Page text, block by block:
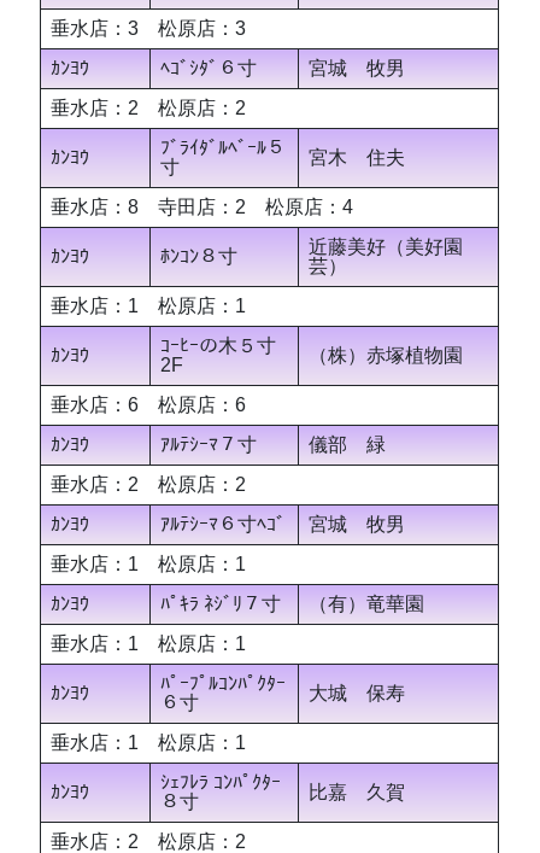
垂水店：3 松原店：3
ｶﾝﾖｳ
ﾍｺﾞｼﾀﾞ６寸
宮城 牧男
垂水店：2 松原店：2
ｶﾝﾖｳ
ﾌﾞﾗｲﾀﾞﾙﾍﾞｰﾙ５
寸
宮木 住夫
垂水店：8 寺田店：2 松原店：4
ｶﾝﾖｳ ﾎﾝｺﾝ８寸
近藤美好（美好園
芸）
垂水店：1 松原店：1
ｶﾝﾖｳ
ｺｰﾋｰの木５寸
2F
（株）赤塚植物園
垂水店：6 松原店：6
ｶﾝﾖｳ
ｱﾙﾃｼｰﾏ７寸
儀部 緑
垂水店：2 松原店：2
ｶﾝﾖｳ
ｱﾙﾃｼｰﾏ６寸ﾍｺﾞ
宮城 牧男
垂水店：1 松原店：1
ｶﾝﾖｳ
ﾊﾟｷﾗ ﾈｼﾞﾘ７寸
（有）竜華園
垂水店：1 松原店：1
ｶﾝﾖｳ
ﾊﾟｰﾌﾟﾙｺﾝﾊﾟｸﾀｰ
６寸
大城 保寿
垂水店：1 松原店：1
ｶﾝﾖｳ
ｼｪﾌﾚﾗ ｺﾝﾊﾟｸﾀｰ
８寸
比嘉 久賀
垂水店：2 松原店：2